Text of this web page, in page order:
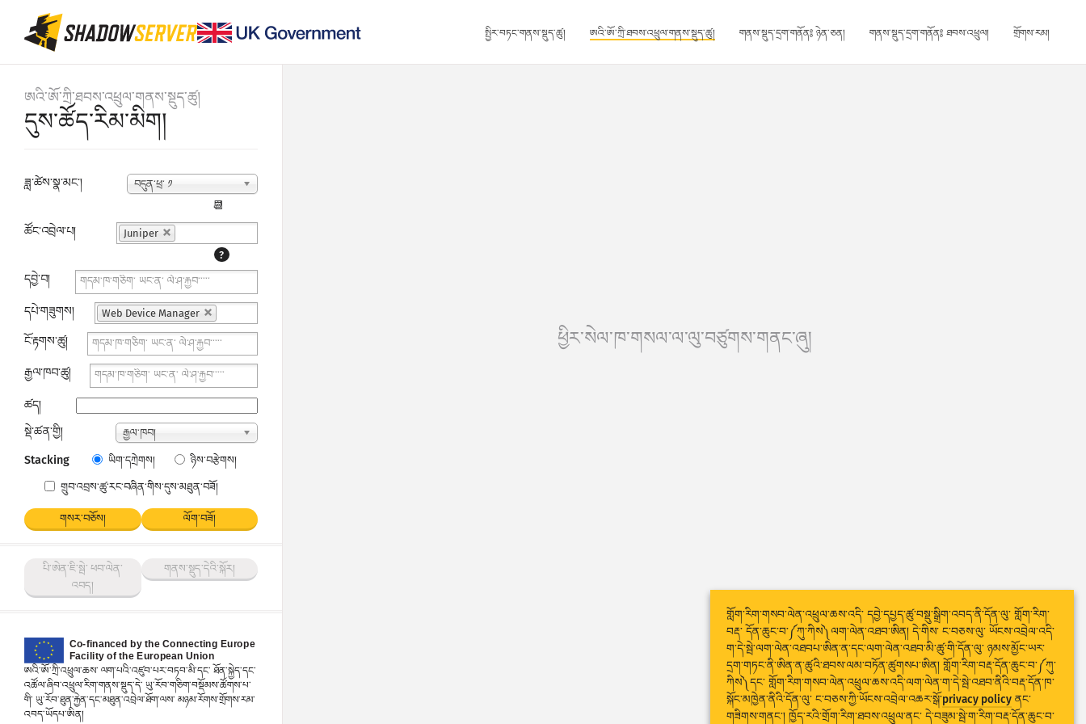
སྤྱིར་བཏང་གནས་སྡུད་ཚུ། ཨའི་ཨོ་ཀྲི་ཐབས་འཕྲུལ་གནས་སྡུད་ཚུ། གནས་སྡུད་དྲག་གནོན༔ ཉེན་ཅན། གནས་སྡུད་དྲག་གནོན༔ ཐབས་འཕྲུལ། གྲོགས་རམ།
ཨའི་ཨོ་ཀྲི་ཐབས་འཕྲུལ་གནས་སྡུད་ཚུ།
དུས་ཚོད་རིམ་མིག།
ཟླ་ཚེས་སྣ་མང་། བདུན་ཕྲ་ ༡
📆
ཚོང་འབྲེལ་པ།
Juniper
?
དབྱེ་བ།
དཔེ་གཟུགས། Web Device Manager
ངོ་རྟགས་ཚུ།
རྒྱལ་ཁབ་ཚུ།
ཚད།
སྡེ་ཚན་གྱི།
རྒྱལ་ཁབ།
Stacking ཡིག་དཀྲེགས། ཉིས་བརྩེགས།
གྲུབ་འབྲས་ཚུ་རང་བཞིན་གིས་དུས་མཐུན་བཟོ།
གསར་བཅོས། ལོག་བཟོ།
པི་ཨེན་ཇི་སྦེ་ ཕབ་ལེན་
འབད།
གནས་སྡུད་དེའི་སྐོར།
ཨའི་ཨོ་ཀྲི་འཕྲུལ་ཆས་ ལག་པའི་འཛུབ་པར་བཏབ་མི་དང་ ཐོན་སྐྱེད་དང་
འཚོལ་ཞིབ་འཕྲུལ་རིག་གནས་སྡུད་དེ་ ཡུ་རོབ་གཅིག་བསྡོམས་ཚོགས་པ་
གི་ ཡུ་རོབ་ཐུན་རྐྱེན་དང་མཐུན་འབྲེལ་ཐོག་ལས་ མཉམ་རོགས་གྲོགས་རམ་
འབད་ཡོདཔ་ཨིན།
ཕྱིར་སེལ་ཁ་གསལ་ལ་ལུ་བཙུགས་གནང་ཞུ།
གློག་རིག་གསབ་ལེན་འཕྲུལ་ཆས་འདི་ དབྱེ་དཔྱད་ཚུ་བསྡུ་སྒྲིག་འབད་ནི་དོན་ལུ་ གློག་རིག་
བརྡ་ དོན་ཆུང་བ་༼ཀུ་ཀིས༽ལག་ལེན་འཐབ་ཨིན། དེ་གིས་ ང་བཅས་ལུ་ ཡོངས་འབྲེལ་འདི་
ག་དེ་སྦེ་ལག་ལེན་འཐབཔ་ཨིན་ན་དང་ལག་ལེན་འཐབ་མི་ཚུ་གི་དོན་ལུ་ ཉམས་མྱོང་ཡར་
དྲག་གཏང་ནི་ཨིན་ན་ཚུའི་ཐབས་ལམ་བཏོན་ཚུགསཔ་ཨིན། གློག་རིག་བརྡ་དོན་ཆུང་བ་༼ཀུ་
ཀིས༽དང་ གློག་རིག་གསབ་ལེན་འཕྲུལ་ཆས་འདི་ལག་ལེན་ག་དེ་སྦེ་འཐབ་ནིའི་བརྡ་དོན་ཁ་
སྐོང་མཁྱེན་ནིའི་དོན་ལུ་ ང་བཅས་ཀྱི་ཡོངས་འབྲེལ་འཆར་སྒོ་privacy policy ནང་
གཟིགས་གནང་། ཁྱོད་རའི་གྲོག་རིག་ཐབས་འཕྲུལ་ནང་ དེ་བཟུམ་སྦེ་ག་རིག་བརྡ་དོན་ཆུང་བ་